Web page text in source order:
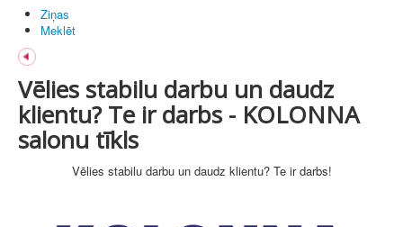
Ziņas
Meklēt
Vēlies stabilu darbu un daudz
klientu? Te ir darbs - KOLONNA
salonu tīkls
Vēlies stabilu darbu un daudz klientu? Te ir darbs!